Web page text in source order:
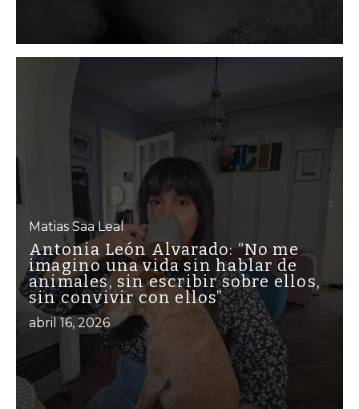
Matias Saa Leal
Antonia León Alvarado: “No me
imagino una vida sin hablar de
animales, sin escribir sobre ellos,
sin convivir con ellos”
abril 16, 2026